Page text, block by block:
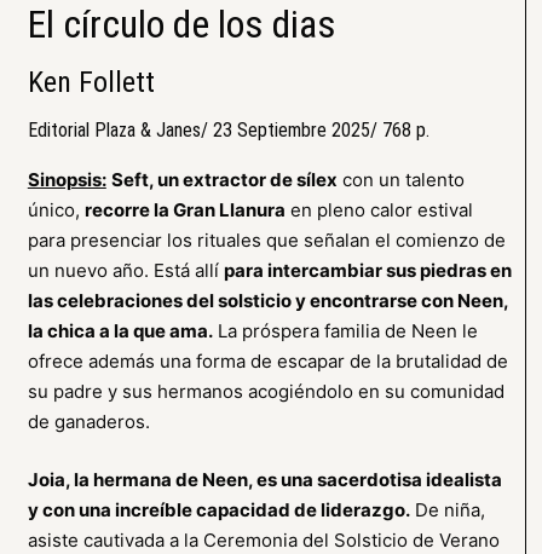
El círculo de los dias
Ken Follett
Editorial Plaza & Janes/ 23 Septiembre 2025/ 768 p.
Sinopsis: Seft, un extractor de sílex con un talento
único, recorre la Gran Llanura en pleno calor estival
para presenciar los rituales que señalan el comienzo de
un nuevo año. Está allí para intercambiar sus piedras en
las celebraciones del solsticio y encontrarse con Neen,
la chica a la que ama.La próspera familia de Neen le
ofrece además una forma de escapar de la brutalidad de
su padre y sus hermanos acogiéndolo en su comunidad
de ganaderos.
Joia, la hermana de Neen, es una sacerdotisa idealista
y con una increíble capacidad de liderazgo.De niña,
asiste cautivada a la Ceremonia del Solsticio de Verano